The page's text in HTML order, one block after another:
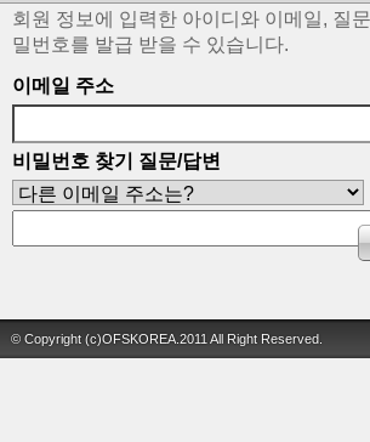
회원 정보에 입력한 아이디와 이메일, 질
밀번호를 발급 받을 수 있습니다.
이메일 주소
비밀번호 찾기 질문/답변
© Copyright (c)OFSKOREA.2011 All Right Reserved.